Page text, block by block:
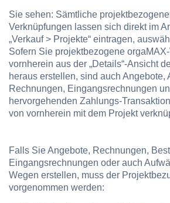
Sie sehen: Sämtliche
Verknüpfungen lassen sich direkt im
„Verkauf > Projekte“ eintragen,
Sofern Sie projektbezogene
vornherein aus der „Details“-Ansicht
heraus erstellen, sind auch Angebote,
Rechnungen, Eingangsrechnungen
hervorgehenden Zahlungs-
von vornherein mit dem Projekt
Falls Sie Angebote, Rechnungen,
Eingangsrechnungen oder auch
Wegen erstellen, muss der
vorgenommen werden: